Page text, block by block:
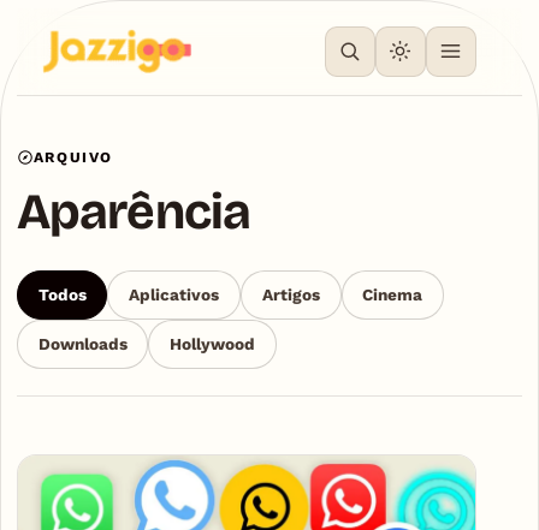
ARQUIVO
Aparência
Todos Aplicativos Artigos Cinema
Downloads Hollywood
Articles